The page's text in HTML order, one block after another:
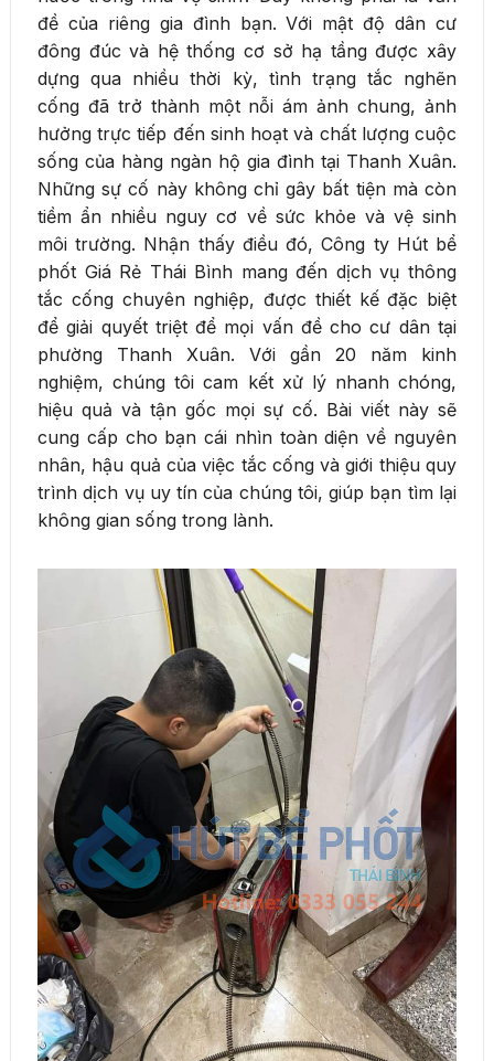
đề của riêng gia đình bạn. Với mật độ dân cư
đông đúc và hệ thống cơ sở hạ tầng được xây
dựng qua nhiều thời kỳ, tình trạng tắc nghẽn
cống đã trở thành một nỗi ám ảnh chung, ảnh
hưởng trực tiếp đến sinh hoạt và chất lượng cuộc
sống của hàng ngàn hộ gia đình tại Thanh Xuân.
Những sự cố này không chỉ gây bất tiện mà còn
tiềm ẩn nhiều nguy cơ về sức khỏe và vệ sinh
môi trường. Nhận thấy điều đó, Công ty Hút bể
phốt Giá Rẻ Thái Bình mang đến dịch vụ thông
tắc cống chuyên nghiệp, được thiết kế đặc biệt
để giải quyết triệt để mọi vấn đề cho cư dân tại
phường Thanh Xuân. Với gần 20 năm kinh
nghiệm, chúng tôi cam kết xử lý nhanh chóng,
hiệu quả và tận gốc mọi sự cố. Bài viết này sẽ
cung cấp cho bạn cái nhìn toàn diện về nguyên
nhân, hậu quả của việc tắc cống và giới thiệu quy
trình dịch vụ uy tín của chúng tôi, giúp bạn tìm lại
không gian sống trong lành.